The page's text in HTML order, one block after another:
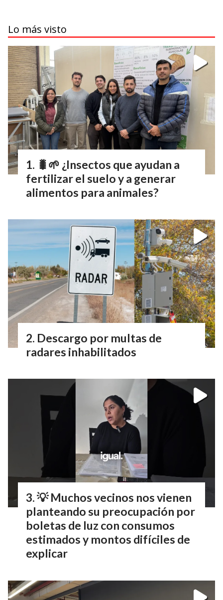
Lo más visto
🐛🌱 ¿Insectos que ayudan a
fertilizar el suelo y a generar
alimentos para animales?
Descargo por multas de
radares inhabilitados
💡 Muchos vecinos nos vienen
planteando su preocupación por
boletas de luz con consumos
estimados y montos difíciles de
explicar